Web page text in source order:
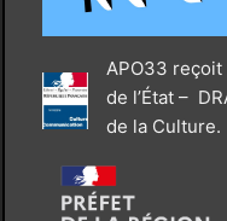
APO33
de l’État –
de la Culture.